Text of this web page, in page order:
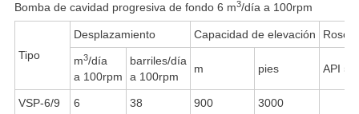
Bomba de cavidad progresiva de fondo 6 m3/día a 100rpm
Tipo
Desplazamiento Capacidad de elevación Rosca
m3/día
a 100rpm
barriles/día
a 100rpm
m pies API
VSP-6/9 6 38 900 3000